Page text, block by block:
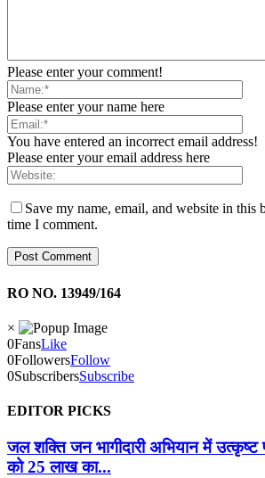
Please enter your comment!
Please enter your name here
You have entered an incorrect email address!
Please enter your email address here
Save my name, email, and website in this
time I comment.
RO NO. 13949/164
×
0FansLike
0FollowersFollow
0SubscribersSubscribe
EDITOR PICKS
जल शक्ति जन भागीदारी अभियान में उत्कृष्ट
को 25 लाख का...